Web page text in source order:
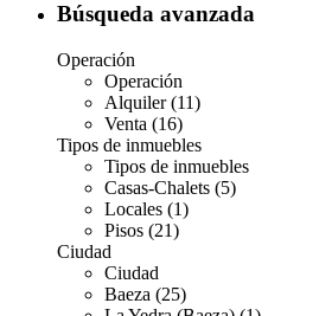
Búsqueda avanzada
Operación
Operación
Alquiler (11)
Venta (16)
Tipos de inmuebles
Tipos de inmuebles
Casas-Chalets (5)
Locales (1)
Pisos (21)
Ciudad
Ciudad
Baeza (25)